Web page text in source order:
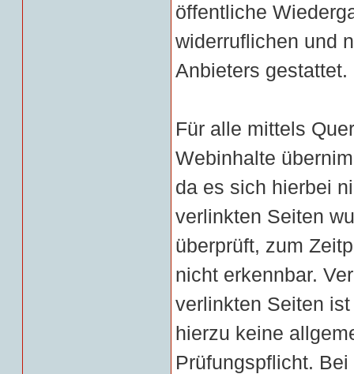
öffentliche
widerruflichen und
Anbieters gestattet.
Für alle mittels
Webinhalte
da es sich hierbei
verlinkten Seiten
überprüft, zum
nicht erkennbar.
verlinkten Seiten
hierzu keine
Prüfungspflicht.